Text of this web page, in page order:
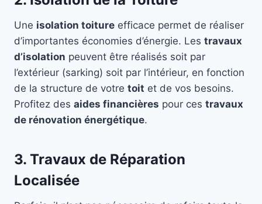
Une isolation toiture efficace permet de réaliser
d’importantes économies d’énergie. Les travaux
d’isolation peuvent être réalisés soit par
l’extérieur (sarking) soit par l’intérieur, en fonction
de la structure de votre toit et de vos besoins.
Profitez des aides financières pour ces travaux
de rénovation énergétique.
3. Travaux de Réparation
Localisée